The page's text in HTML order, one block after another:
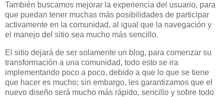
También buscamos mejorar la experiencia del usuario, para
que puedan tener muchas más posibilidades de participar
activamente en la comunidad, al igual que la navegación y
el manejo del sitio sea mucho más sencillo.
El sitio dejará de ser solamente un blog, para comenzar su
transformación a una comunidad, todo esto se ira
implementando poco a poco, debido a que lo que se tiene
que hacer es mucho; sin embargo, les garantizamos que el
nuevo diseño será mucho más rápido, sencillo y sobre todo